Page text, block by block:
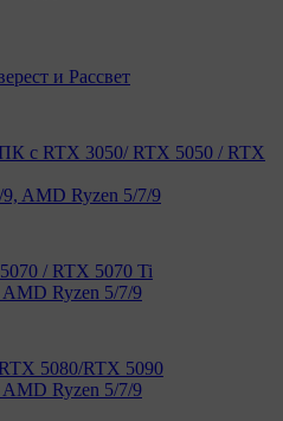
и Рассвет
с RTX 3050/ RTX 5050 / RTX
AMD Ryzen 5/7/9
/ RTX 5070 Ti
Ryzen 5/7/9
5080/RTX 5090
Ryzen 5/7/9